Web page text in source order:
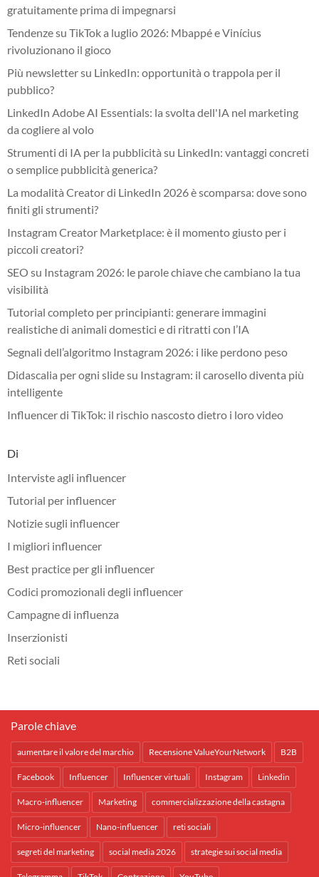
gratuitamente prima di impegnarsi
Tendenze su TikTok a luglio 2026: Mbappé e Vinícius
rivoluzionano il gioco
Più newsletter su LinkedIn: opportunità o trappola per il
pubblico?
LinkedIn Adobe AI Essentials: la svolta dell'IA nel marketing
da cogliere al volo
Strumenti di IA per la pubblicità su LinkedIn: vantaggi concreti
o semplice pubblicità generica?
La modalità Creator di LinkedIn 2026 è scomparsa: dove sono
finiti gli strumenti?
Instagram Creator Marketplace: è il momento giusto per i
piccoli creatori?
SEO su Instagram 2026: le parole chiave che cambiano la tua
visibilità
Tutorial completo per principianti: generare immagini
realistiche di animali domestici e di ritratti con l’IA
Segnali dell’algoritmo Instagram 2026: i like perdono peso
Didascalia per ogni slide su Instagram: il carosello diventa più
intelligente
Influencer di TikTok: il rischio nascosto dietro i loro video
Di
Interviste agli influencer
Tutorial per influencer
Notizie sugli influencer
I migliori influencer
Best practice per gli influencer
Codici promozionali degli influencer
Campagne di influenza
Inserzionisti
Reti sociali
Parole chiave
aumentare il valore del marchio Recensione ValueYourNetwork B2B
Facebook Influencer Influencer virtuali Instagram Linkedin
Macro-influencer Marketing commercializzazione della castagna
Micro-influencer Nano-influencer reti sociali
segreti del marketing social media 2026 strategie sui social media